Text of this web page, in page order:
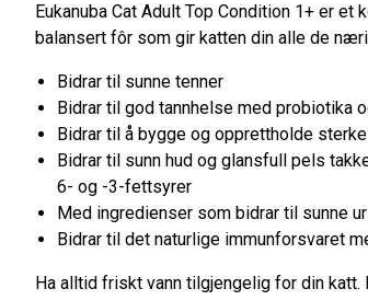
Eukanuba Cat Adult Top Condition 1+ er
balansert fôr som gir katten din alle de
Bidrar til sunne tenner
Bidrar til god tannhelse med probiotika
Bidrar til å bygge og opprettholde
Bidrar til sunn hud og glansfull pels
6- og -3-fettsyrer
Med ingredienser som bidrar til sunne
Bidrar til det naturlige immunforsvaret
Ha alltid friskt vann tilgjengelig for din katt.